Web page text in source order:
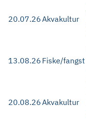
20.07.26Akvakultur
13.08.26 Fiske/fangst
20.08.26Akvakultur